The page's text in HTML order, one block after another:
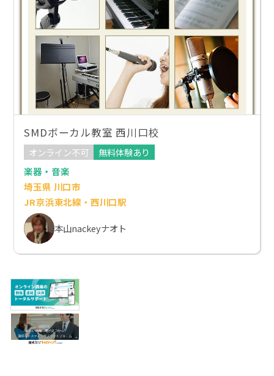
SMDボーカル教室 西川口校
オンライン不可
無料体験あり
楽器・音楽
埼玉県 川口市
JR京浜東北線・西川口駅
本山nackeyナオト